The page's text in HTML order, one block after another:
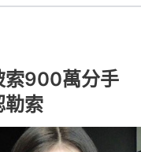
索900萬分手
索